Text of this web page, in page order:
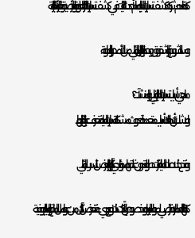
كما تقدم شركة كشف تسربات المياه بالدمام أحدث التقنيات في كشف تسربات الخزانات العلوية والأرضية وتغير الأجزاء التالفة
وسد الشروخ والشقوق وحمايتها بالعزل المائي من الأمطار والرطوبة
ماهي أسباب تسربات المياه بالمباني والمنشآت ؟
و لاشك بأن هناك أسباب متعددة لحدوث مشكلة تسربات المياه فتعرف عليها لتفاديها:
و فتح خلاطات المياه لفترات طويلة دون غلقها مما يؤدي لتآكلها والتعرض للتسرب المائي.
كما انتهاء العمر الافتراضي لمواسير المياه وخصوصاً إن كانت ذات نوع رديء فتتعرض للتآكل من عوامل المناخ والمياه الجوفية.